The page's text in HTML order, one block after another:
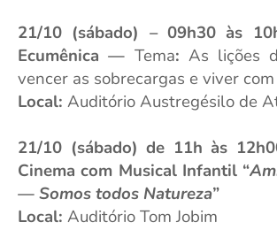
21/10 (sábado) – 09h30 às
Ecumênica — Tema: As lições
vencer as sobrecargas e viver
Local: Auditório Austregésilo de
21/10 (sábado) de 11h às
Cinema com Musical Infantil “
— Somos todos Natureza”
Local: Auditório Tom Jobim